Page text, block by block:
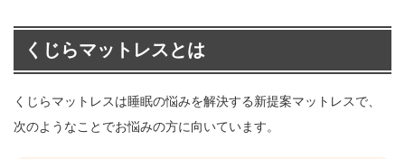
くじらマットレスとは
くじらマットレスは睡眠の悩みを解決する新提案マットレスで、
次のようなことでお悩みの方に向いています。